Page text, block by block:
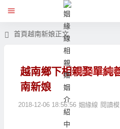
姻緣線相親
首頁越南新娘正文
越南鄉下相親娶單純
南新娘
2018-12-06 18:56:56 姻緣線 閱讀